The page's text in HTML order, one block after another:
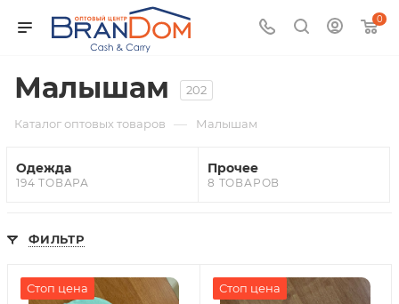
0
Малышам 202
Каталог оптовых товаров — Малышам
Одежда
194 ТОВАРА
Прочее
8 ТОВАРОВ
ФИЛЬТР
Стоп цена Стоп цена